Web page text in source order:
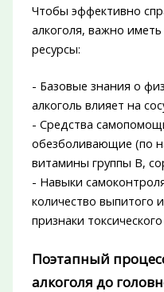
Чтобы эффективно
алкоголя, важно
ресурсы:
- Базовые знания о
алкоголь влияет на
- Средства
обезболивающие (по
витамины группы B,
- Навыки
количество выпитого
признаки
Поэтапный
алкоголя до